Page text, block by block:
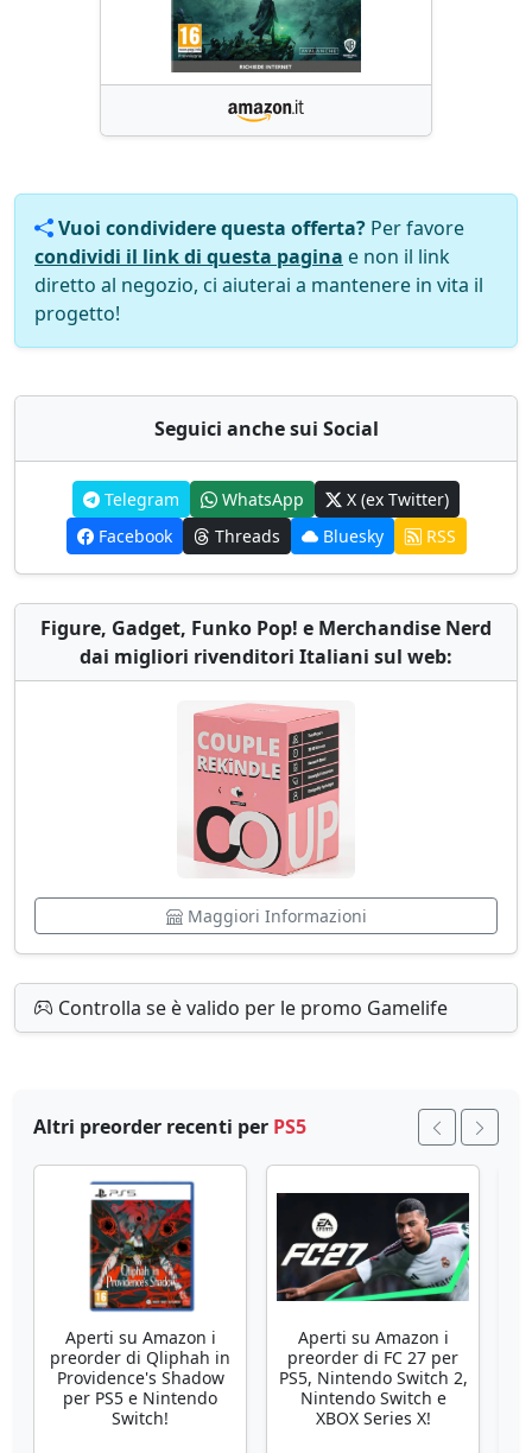
Vuoi condividere questa offerta? Per favore
condividi il link di questa pagina e non il link
diretto al negozio, ci aiuterai a mantenere in vita il
progetto!
Seguici anche sui Social
Telegram WhatsApp
X (ex Twitter)
Facebook
Threads Bluesky RSS
Figure, Gadget, Funko Pop! e Merchandise Nerd
dai migliori rivenditori Italiani sul web:
Maggiori Informazioni
Controlla se è valido per le promo Gamelife
Altri preorder recenti per PS5
Aperti su Amazon i
preorder di Qliphah in
Providence's Shadow
per PS5 e Nintendo
Switch!
Aperti su Amazon i
preorder di FC 27 per
PS5, Nintendo Switch 2,
Nintendo Switch e
XBOX Series X!